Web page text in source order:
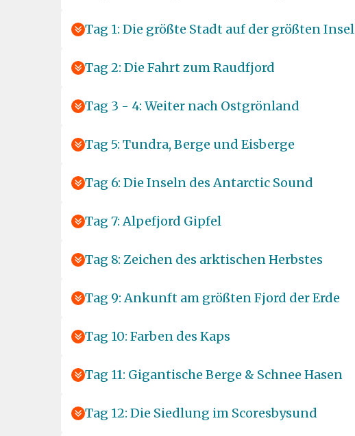
Tag 1: Die größte Stadt auf der größten Insel
Tag 2: Die Fahrt zum Raudfjord
Tag 3 - 4: Weiter nach Ostgrönland
Tag 5: Tundra, Berge und Eisberge
Tag 6: Die Inseln des Antarctic Sound
Tag 7: Alpefjord Gipfel
Tag 8: Zeichen des arktischen Herbstes
Tag 9: Ankunft am größten Fjord der Erde
Tag 10: Farben des Kaps
Tag 11: Gigantische Berge & Schnee Hasen
Tag 12: Die Siedlung im Scoresbysund